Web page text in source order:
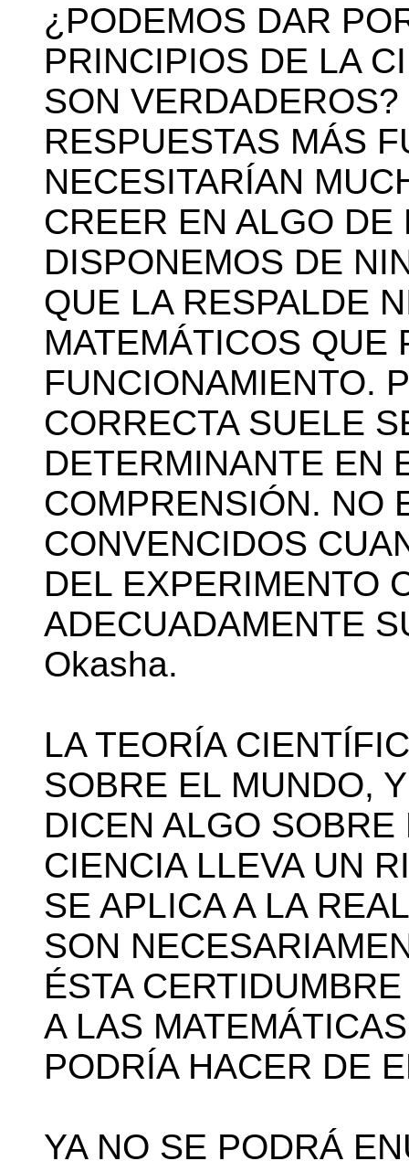
¿PODEMOS DAR
PRINCIPIOS DE LA
SON
RESPUESTAS MÁS
NECESITARÍAN
CREER EN ALGO DE
DISPONEMOS DE
QUE LA RESPALDE
MATEMÁTICOS QUE
FUNCIONAMIENTO.
CORRECTA SUELE
DETERMINANTE EN
COMPRENSIÓN. NO
CONVENCIDOS
DEL EXPERIMENTO
ADECUADAMENTE
Okasha.
LA TEORÍA
SOBRE EL MUNDO,
DICEN ALGO
CIENCIA LLEVA UN
SE APLICA A LA
SON
ÉSTA
A LAS
PODRÍA HACER DE
YA NO SE PODRÁ